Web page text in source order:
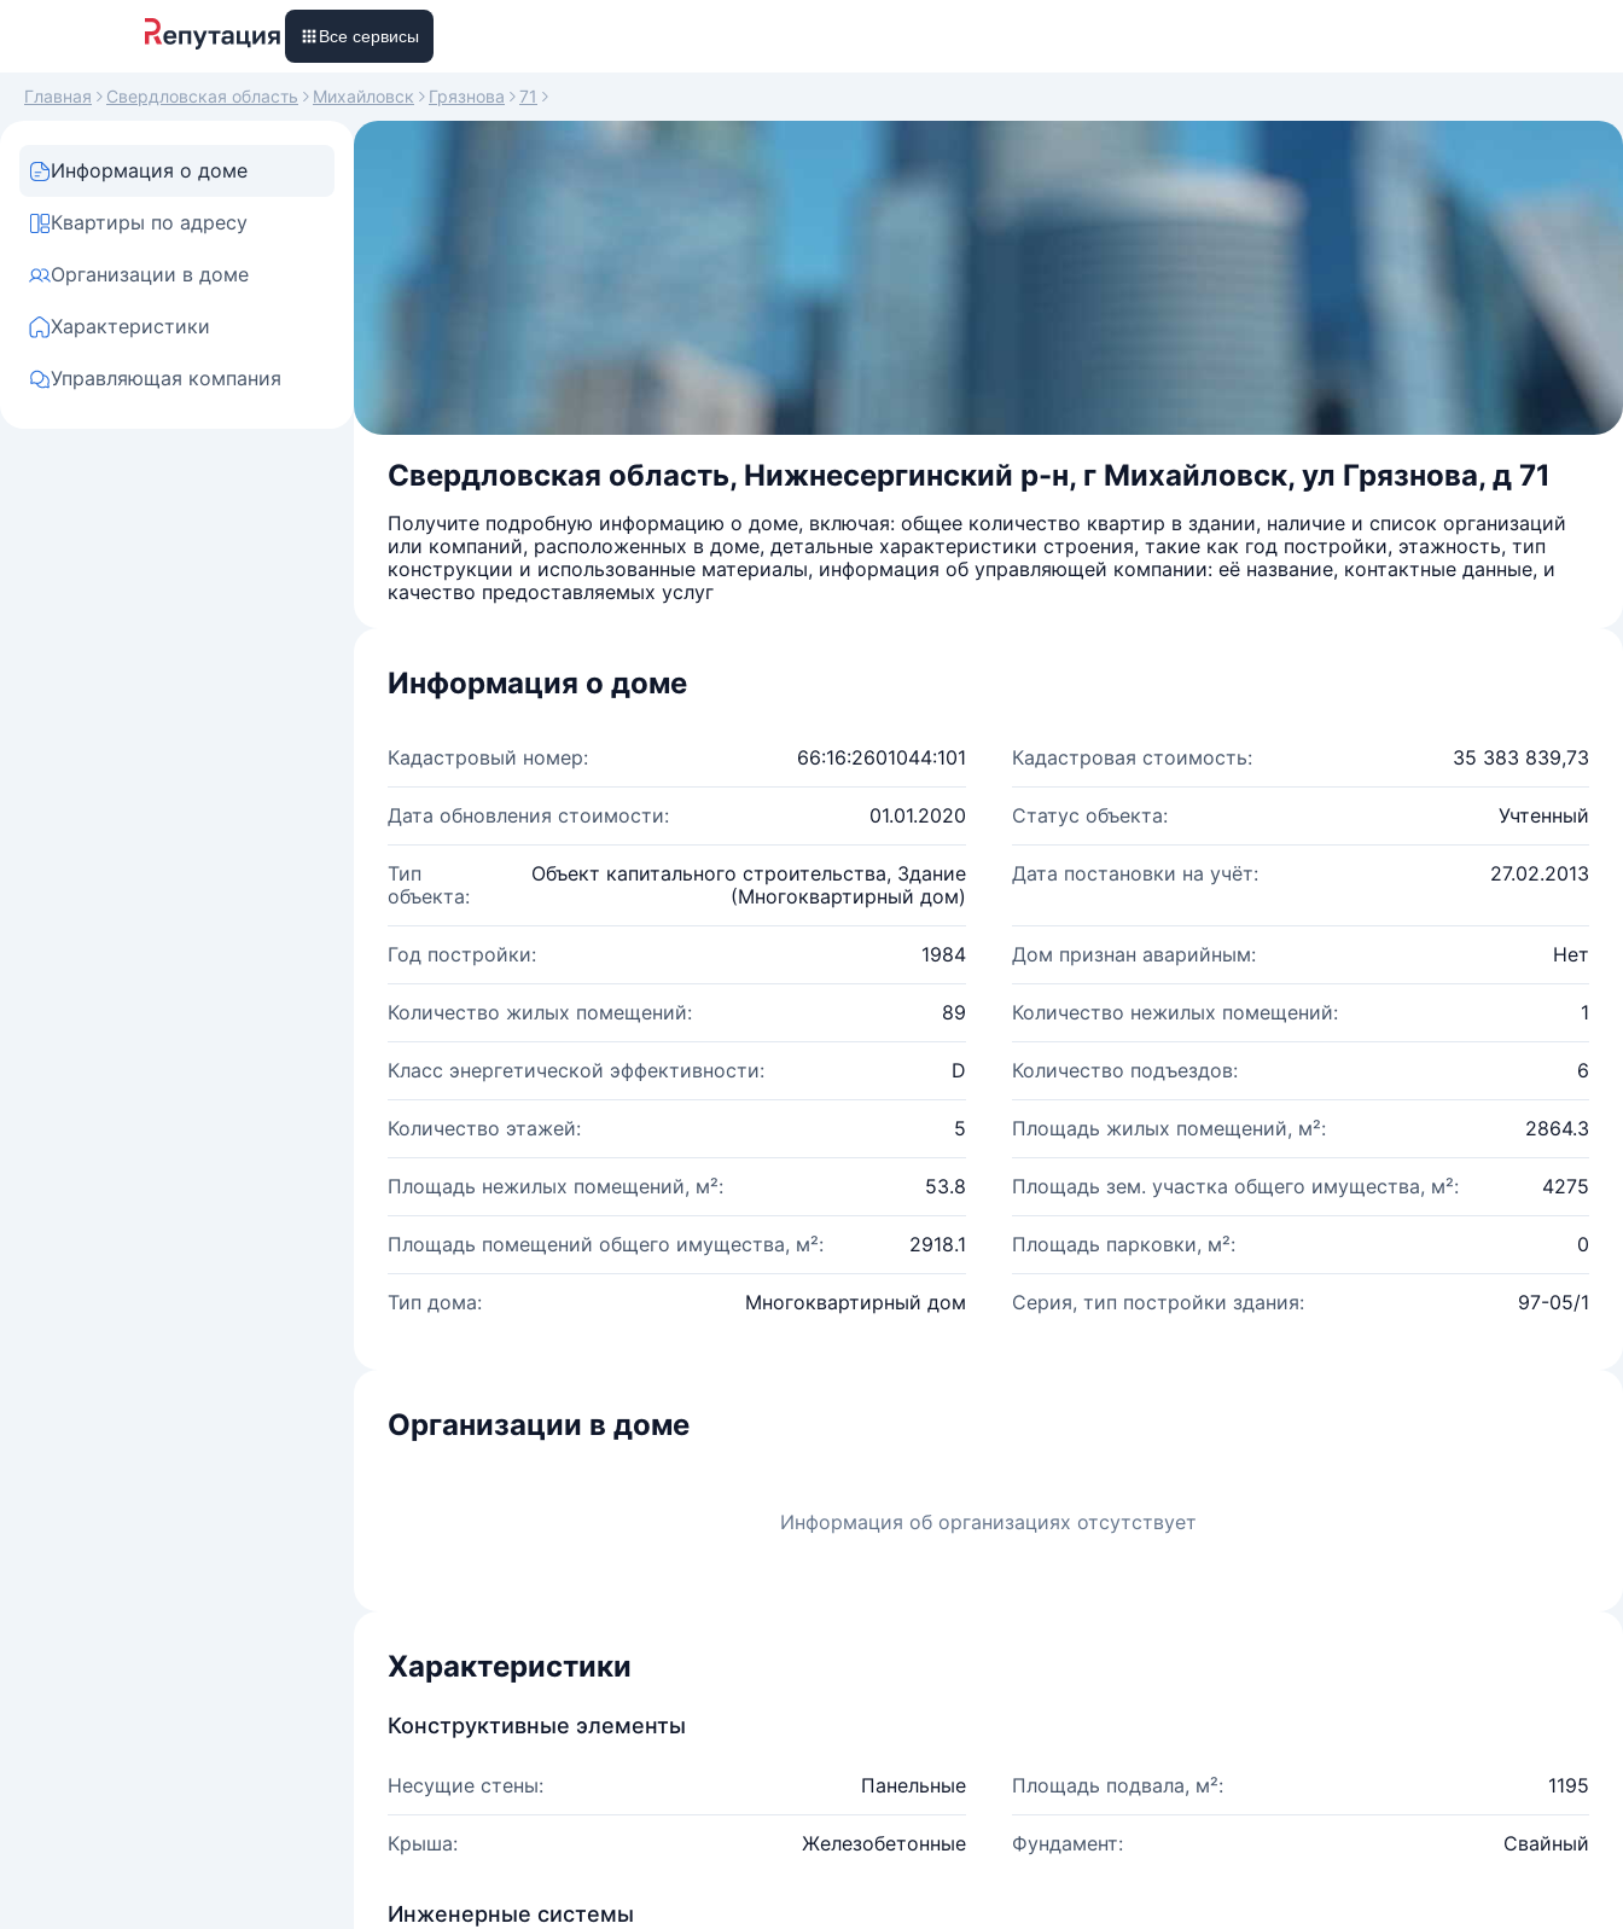
Все сервисы
Главная Свердловская область Михайловск Грязнова 71
Информация о доме
Квартиры по адресу
Организации в доме
Характеристики
Управляющая компания
Свердловская область, Нижнесергинский р-н, г Михайловск, ул Грязнова, д 71
Получите подробную информацию о доме, включая: общее количество квартир в здании, наличие и список организаций
или компаний, расположенных в доме, детальные характеристики строения, такие как год постройки, этажность, тип
конструкции и использованные материалы, информация об управляющей компании: её название, контактные данные, и
качество предоставляемых услуг
Информация о доме
Кадастровый номер: 66:16:2601044:101 Кадастровая стоимость: 35 383 839,73
Дата обновления стоимости: 01.01.2020 Статус объекта: Учтенный
Тип
объекта:
Объект капитального строительства, Здание
(Многоквартирный дом)
Дата постановки на учёт: 27.02.2013
Год постройки: 1984 Дом признан аварийным: Нет
Количество жилых помещений: 89 Количество нежилых помещений: 1
Класс энергетической эффективности: D Количество подъездов: 6
Количество этажей: 5 Площадь жилых помещений, м²: 2864.3
Площадь нежилых помещений, м²: 53.8 Площадь зем. участка общего имущества, м²: 4275
Площадь помещений общего имущества, м²: 2918.1 Площадь парковки, м²: 0
Тип дома: Многоквартирный дом Серия, тип постройки здания: 97-05/1
Организации в доме
Информация об организациях отсутствует
Характеристики
Конструктивные элементы
Несущие стены: Панельные Площадь подвала, м²: 1195
Крыша: Железобетонные Фундамент: Свайный
Инженерные системы